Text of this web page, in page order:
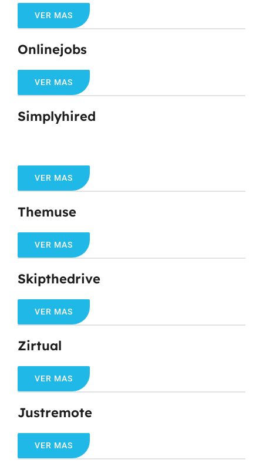
VER MAS
Onlinejobs
VER MAS
Simplyhired
VER MAS
Themuse
VER MAS
Skipthedrive
VER MAS
Zirtual
VER MAS
Justremote
VER MAS